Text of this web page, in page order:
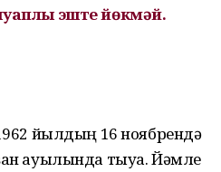
эште йөкмәй.
йылдың 16 ноябрендә
ауылында тыуа. Йәмле